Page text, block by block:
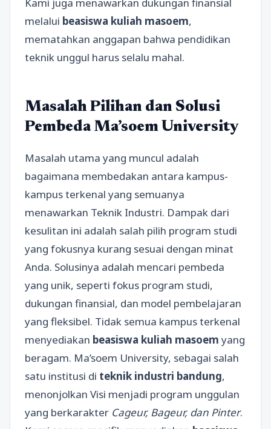
Kami juga menawarkan dukungan finansial
melalui beasiswa kuliah masoem,
mematahkan anggapan bahwa pendidikan
teknik unggul harus selalu mahal.
Masalah Pilihan dan Solusi
Pembeda Ma’soem University
Masalah utama yang muncul adalah
bagaimana membedakan antara kampus-
kampus terkenal yang semuanya
menawarkan Teknik Industri. Dampak dari
kesulitan ini adalah salah pilih program studi
yang fokusnya kurang sesuai dengan minat
Anda. Solusinya adalah mencari pembeda
yang unik, seperti fokus program studi,
dukungan finansial, dan model pembelajaran
yang fleksibel. Tidak semua kampus terkenal
menyediakan beasiswa kuliah masoem yang
beragam. Ma’soem University, sebagai salah
satu institusi di teknik industri bandung,
menonjolkan Visi menjadi program unggulan
yang berkarakter Cageur, Bageur, dan Pinter.